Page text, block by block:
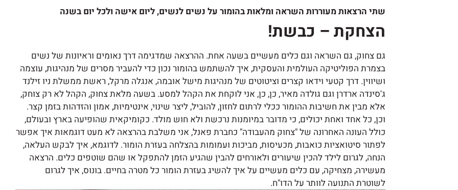
שתי הרצאות מעוררות השראה ומלאות בהומור על נשים לנשים, ליום אישה ולכל יום בשנה
הצחקת – כבשת!
גם צחוק, גם השראה וגם כלים מעשיים בשעה אחת. ההרצאה שמדגימה דרך נאומים וראיונות של נשים
בצמרת הפוליטיקה העולמית והעסקית, איך להשתמש בהומור נכון כדי להעביר מסרים של מנהיגות, עוצמה
ושיווין. דרך קטעי וידאו קצרים וציטוטים של מנהיגות מישל אובמה, אנגלה מרקל, ראשת ממשלת ניו זילנד
ג'סינדה ארדרן וגם גולדה מאיר, כן, כן, אני לוקחת את הקהל למסע. בשעה מלאת צחוק, הקהל לא רק צוחק,
אלא מבין את חשיבות ההומור ככלי לרתום לחזון, להוביל, ליצר שינוי, אינטימיות, אמון והזדהות בזמן קצר.
וכן, כל אחד ואחת יכולים, כי מדובר במיומנות נרכשת ולא חוש מולד. כקומיקאית שהופיעה בארץ ובעולם,
כולל העונה האחרונה של "צחוק מהעבודה" כחברת פאנל, אני משלבת בהרצאה לא מעט דוגמאות איך אפשר
לפתור סיטואציות כואבות, מכעיסות, מביכות ועמומות בהצלחה בעזרת הומור. לדוגמא, איך לבקש העלאה,
הנחה, לגרום לילד להכין שיעורים ולאורחים להבין שהגיע הזמן להתפקל או שהם שוטפים כלים. הרצאה
מעשירה, מצחיקה, עם כלים מעשיים על איך להשיג בעזרת הומור כל מטרה בחיים. בונוס, איך לגרום
לשוטרת התנועה לוותר על הדו"ח.